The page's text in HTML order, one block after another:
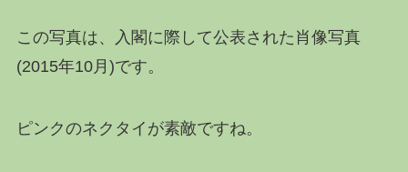
この写真は、入閣に際して公表された肖像写真
(2015年10月)です。
ピンクのネクタイが素敵ですね。